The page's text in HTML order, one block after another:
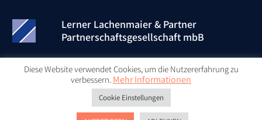
Lerner Lachenmaier & Partner
Partnerschaftsgesellschaft mbB
Lerner Lachenmaier & Partner
Diese Website verwendet Cookies, um die Nutzererfahrung zu
verbessern. Mehr Informationen
Cookie Einstellungen